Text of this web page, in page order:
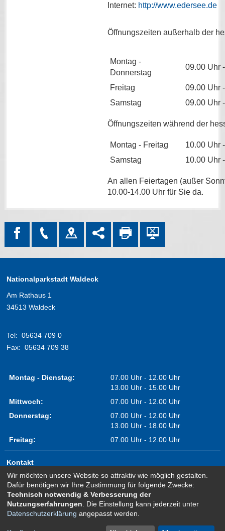
Internet: http://www.edersee.de
Öffnungszeiten außerhalb der
Montag -
Donnerstag
09.00 Uhr
Freitag
09.00 Uhr
Samstag
09.00 Uhr
Öffnungszeiten während der
Montag - Freitag
10.00 Uhr
Samstag
10.00 Uhr
An allen Feiertagen (außer
10.00-14.00 Uhr für Sie da.
Nationalparkstadt Waldeck
Am Rathaus 1
34513 Waldeck
Tel: 05634 709 0
Fax: 05634 709 38
Montag - Dienstag:
07.00 Uhr - 12.00 Uhr
13.00 Uhr - 15.00 Uhr
Mittwoch:
07.00 Uhr - 12.00 Uhr
Donnerstag:
07.00 Uhr - 12.00 Uhr
13.00 Uhr - 18.00 Uhr
Freitag:
07.00 Uhr - 12.00 Uhr
Kontakt
Impressum
Erklärung zur Barrierefreiheit
Sitemap
Newsletter Anmeldung
Wir möchten unsere Website so attraktiv wie möglich gestalten.
Dafür benötigen wir Ihre Zustimmung für folgende Zwecke:
Technisch notwendig & Verbesserung der
Nutzungserfahrungen . Die Einstellung kann jederzeit unter
Datenschutzerklärung angepasst werden.